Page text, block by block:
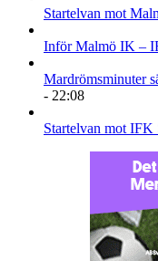
Startelvan mot
Inför Malmö IK –
Mardrömsminuter
- 22:08
Startelvan mot IFK